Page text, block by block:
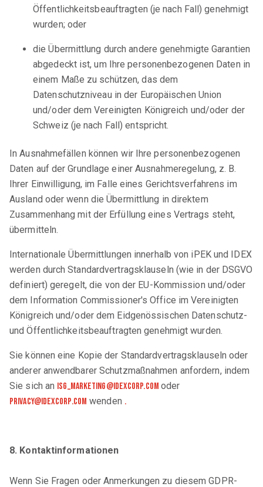
Öffentlichkeitsbeauftragten (je nach Fall) genehmigt
wurden; oder
die Übermittlung durch andere genehmigte Garantien
abgedeckt ist, um Ihre personenbezogenen Daten in
einem Maße zu schützen, das dem
Datenschutzniveau in der Europäischen Union
und/oder dem Vereinigten Königreich und/oder der
Schweiz (je nach Fall) entspricht.
In Ausnahmefällen können wir Ihre personenbezogenen
Daten auf der Grundlage einer Ausnahmeregelung, z. B.
Ihrer Einwilligung, im Falle eines Gerichtsverfahrens im
Ausland oder wenn die Übermittlung in direktem
Zusammenhang mit der Erfüllung eines Vertrags steht,
übermitteln.
Internationale Übermittlungen innerhalb von iPEK und IDEX
werden durch Standardvertragsklauseln (wie in der DSGVO
definiert) geregelt, die von der EU-Kommission und/oder
dem Information Commissioner's Office im Vereinigten
Königreich und/oder dem Eidgenössischen Datenschutz-
und Öffentlichkeitsbeauftragten genehmigt wurden.
Sie können eine Kopie der Standardvertragsklauseln oder
anderer anwendbarer Schutzmaßnahmen anfordern, indem
Sie sich an isg_marketing@idexcorp.com oder
privacy@idexcorp.com wenden .
8. Kontaktinformationen
Wenn Sie Fragen oder Anmerkungen zu diesem GDPR-